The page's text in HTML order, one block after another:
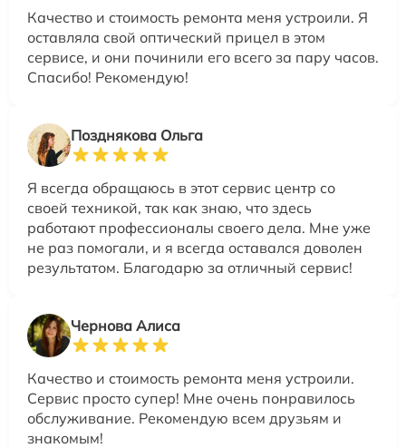
Качество и стоимость ремонта меня устроили. Я
оставляла свой оптический прицел в этом
сервисе, и они починили его всего за пару часов.
Спасибо! Рекомендую!
Позднякова Ольга
Я всегда обращаюсь в этот сервис центр со
своей техникой, так как знаю, что здесь
работают профессионалы своего дела. Мне уже
не раз помогали, и я всегда оставался доволен
результатом. Благодарю за отличный сервис!
Чернова Алиса
Качество и стоимость ремонта меня устроили.
Сервис просто супер! Мне очень понравилось
обслуживание. Рекомендую всем друзьям и
знакомым!